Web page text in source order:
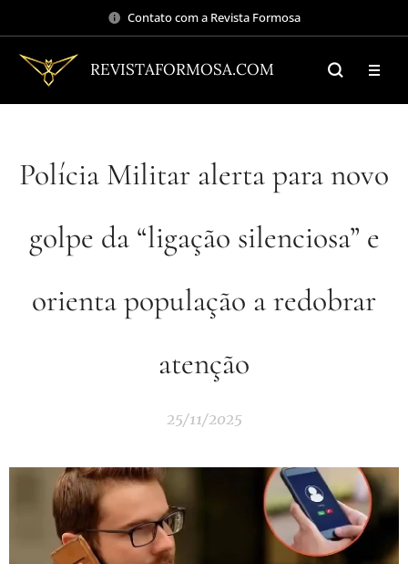
Contato com a Revista Formosa
REVISTAFORMOSA.COM
Polícia Militar alerta para novo
golpe da “ligação silenciosa” e
orienta população a redobrar
atenção
25/11/2025